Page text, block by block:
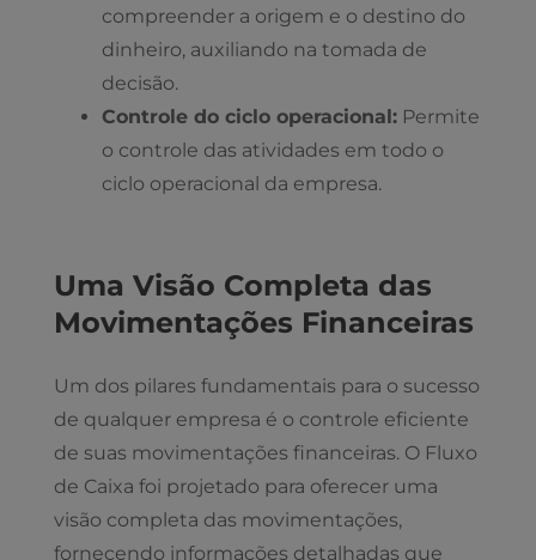
compreender a origem e o destino do
dinheiro, auxiliando na tomada de
decisão.
Controle do ciclo operacional: Permite
o controle das atividades em todo o
ciclo operacional da empresa.
Uma Visão Completa das
Movimentações Financeiras
Um dos pilares fundamentais para o sucesso
de qualquer empresa é o controle eficiente
de suas movimentações financeiras. O Fluxo
de Caixa foi projetado para oferecer uma
visão completa das movimentações,
fornecendo informações detalhadas que